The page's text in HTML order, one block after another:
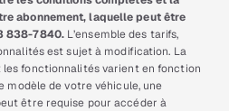
abonnement, laquelle peut être
838-7840.L’ensemble des tarifs,
est sujet à modification. La
fonctionnalités varient en fonction
modèle de votre véhicule, une
être requise pour accéder à